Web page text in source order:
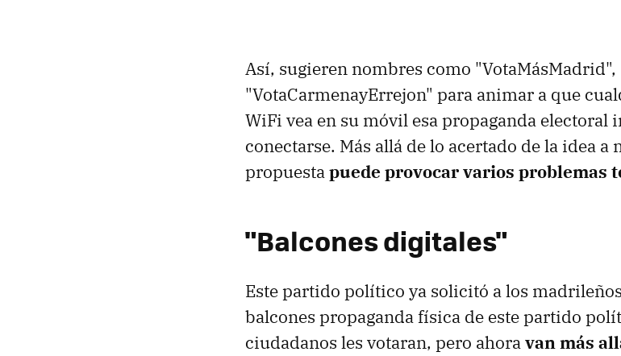
Así, sugieren nombres como
"VotaCarmenayErrejon" para animar a que
WiFi vea en su móvil esa propaganda electoral
conectarse. Más allá de lo acertado de la idea a
propuestapuede provocar varios problemas
"Balcones digitales"
Este partido político ya solicitó a los
balcones propaganda física de este partido
ciudadanos les votaran, pero ahoravan más